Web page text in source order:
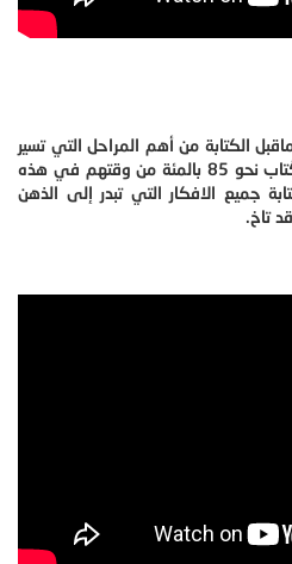
الكتابة من أهم المراحل التي تسير
بها طريقة الكتابة حيث يقضي الكُتاب نحو 85 بالمئة من وقتهم في هذه
جميع الافكار التي تبدر إلى الذهن
تاخ.